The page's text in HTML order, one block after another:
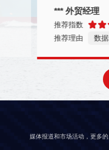
*** 外贸经理
推荐指数
推荐理由
数
媒体报道和市场活动，更多